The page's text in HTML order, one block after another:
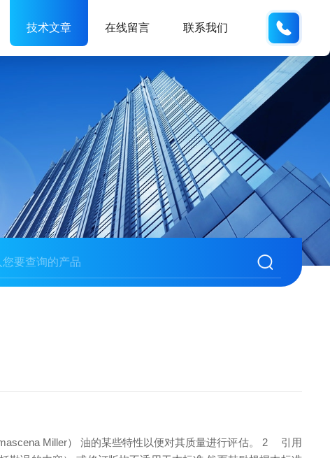
技术文章 在线留言 联系我们
Miller） 油的某些特性以便对其质量进行评估。 2 引用